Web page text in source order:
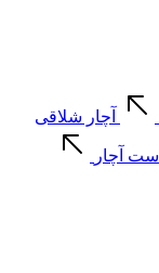
آچار شلاقی
ست آچار